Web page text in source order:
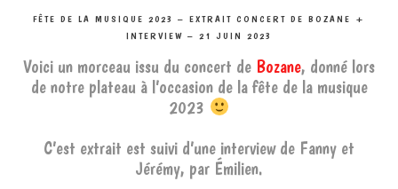
FÊTE DE LA MUSIQUE 2023 – EXTRAIT CONCERT DE BOZANE +
INTERVIEW – 21 JUIN 2023
Voici un morceau issu du concert de Bozane, donné lors
de notre plateau à l’occasion de la fête de la musique
2023
C’est extrait est suivi d’une interview de Fanny et
Jérémy, par Émilien.